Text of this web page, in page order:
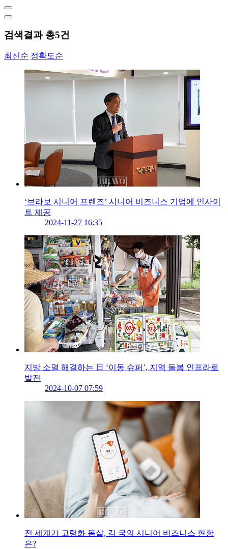
검색결과 총5건
최신순 정확도순
‘브라보 시니어 프렌즈’ 시니어 비즈니스 기업에 인사이
트 제공
2024-11-27 16:35
지방 소멸 해결하는 日 ‘이동 슈퍼’, 지역 돌봄 인프라로
발전
2024-10-07 07:59
전 세계가 고령화 몸살, 각 국의 시니어 비즈니스 현황
은?